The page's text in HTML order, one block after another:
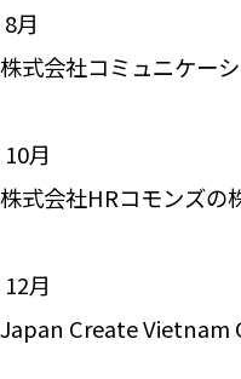
―― 8月
株式会社コミュニケー
―― 10月
株式会社HRコモンズの
―― 12月
Japan Create Vietnam